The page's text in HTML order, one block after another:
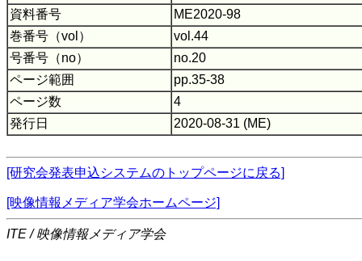
資料番号
ME2020-98
巻番号（vol）
vol.44
号番号（no）
no.20
ページ範囲
pp.35-38
ページ数
4
発行日
2020-08-31 (ME)
[研究会発表申込システムのトップページに戻る]
[映像情報メディア学会ホームページ]
ITE / 映像情報メディア学会